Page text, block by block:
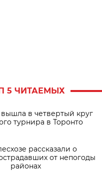
5 ЧИТАЕМЫХ
в четвертый круг
турнира в Торонто
рассказали о
от непогоды
районах